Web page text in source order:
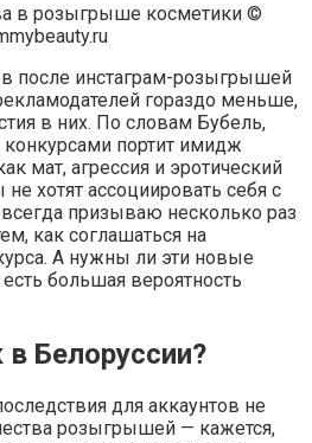
в розыгрыше косметики ©
после инстаграм-розыгрышей
гораздо меньше,
в них. По словам Бубель,
конкурсами портит имидж
мат, агрессия и эротический
не хотят ассоциировать себя с
призываю несколько раз
как соглашаться на
А нужны ли эти новые
большая вероятность
в Белоруссии?
для аккаунтов не
розыгрышей — кажется,